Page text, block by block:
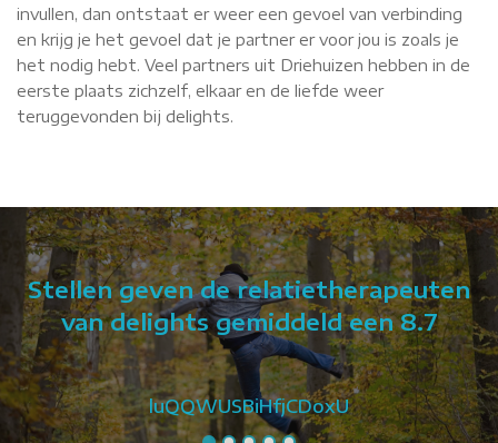
invullen, dan ontstaat er weer een gevoel van verbinding
en krijg je het gevoel dat je partner er voor jou is zoals je
het nodig hebt. Veel partners uit Driehuizen hebben in de
eerste plaats zichzelf, elkaar en de liefde weer
teruggevonden bij delights.
Stellen geven de relatietherapeuten
van delights gemiddeld een 8.7
luQQWUSBiHfjCDoxU